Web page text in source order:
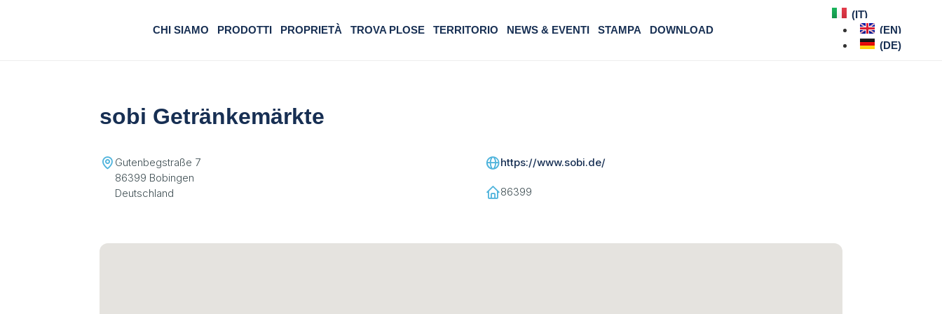
CHI SIAMO PRODOTTI PROPRIETÀ TROVA PLOSE TERRITORIO NEWS & EVENTI STAMPA DOWNLOAD
(IT)
(EN)
(DE)
sobi Getränkemärkte
Gutenbegstraße 7
86399 Bobingen
Deutschland
https://www.sobi.de/
86399